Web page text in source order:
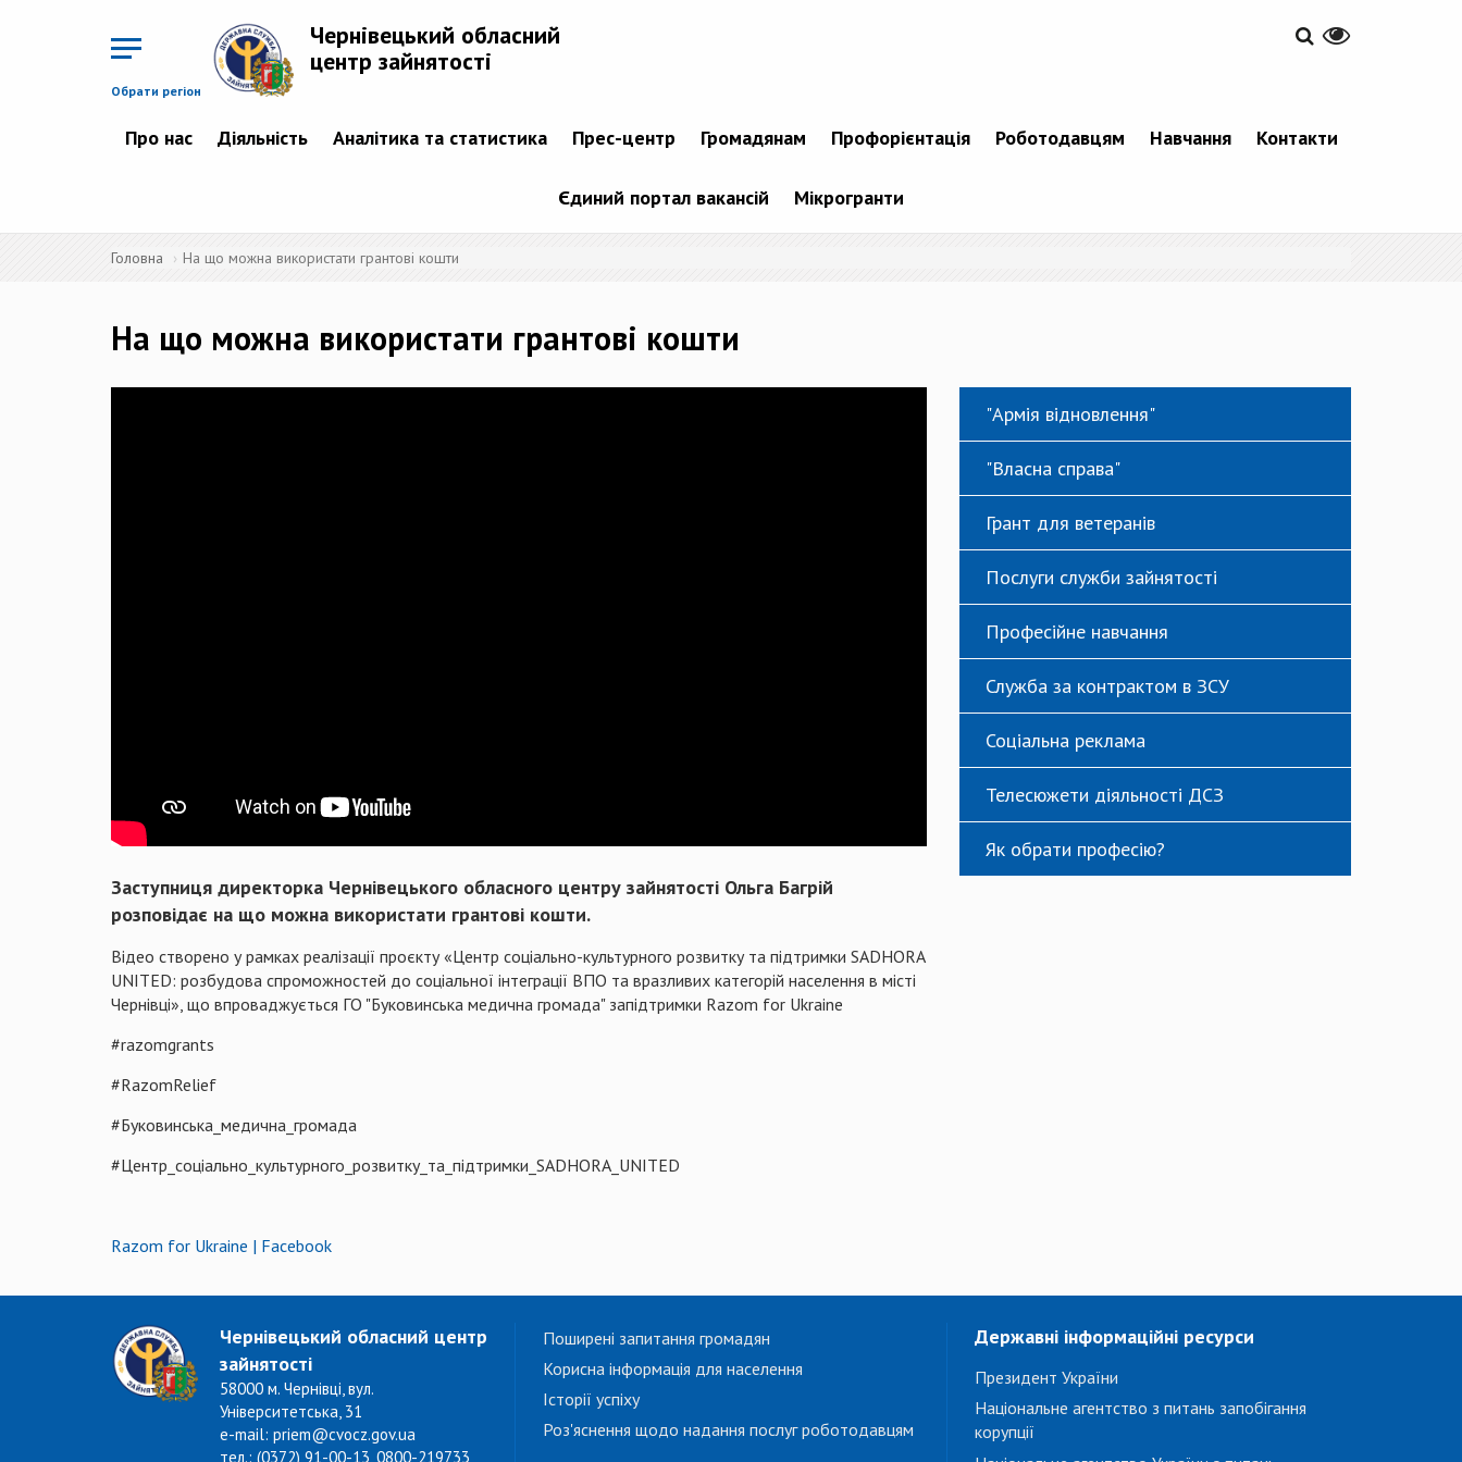
Обрати регіон
Чернівецький обласний
центр зайнятості
Про нас Діяльність Аналітика та статистика Прес-центр Громадянам Профорієнтація Роботодавцям Навчання Контакти
Єдиний портал вакансій Мікрогранти
Головна На що можна використати грантові кошти
На що можна використати грантові кошти
Заступниця директорка Чернівецького обласного центру зайнятості Ольга Багрій
розповідає на що можна використати грантові кошти.
Відео створено у рамках реалізації проєкту «Центр соціально-культурного розвитку та підтримки SADHORA
UNITED: розбудова спроможностей до соціальної інтеграції ВПО та вразливих категорій населення в місті
Чернівці», що впроваджується ГО "Буковинська медична громада" запідтримки Razom for Ukraine
#razomgrants
#RazomRelief
#Буковинська_медична_громада
#Центр_соціально_культурного_розвитку_та_підтримки_SADHORA_UNITED
Razom for Ukraine | Facebook
"Армія відновлення"
"Власна справа"
Грант для ветеранів
Послуги служби зайнятості
Професійне навчання
Служба за контрактом в ЗСУ
Соціальна реклама
Телесюжети діяльності ДСЗ
Як обрати професію?
Чернівецький обласний центр
зайнятості
58000 м. Чернівці, вул.
Університетська, 31
e-mail: priem@cvocz.gov.ua
тел.: (0372) 91-00-13, 0800-219733
Поширені запитання громадян
Корисна інформація для населення
Історії успіху
Роз'яснення щодо надання послуг роботодавцям
Державні інформаційні ресурси
Президент України
Національне агентство з питань запобігання
корупції